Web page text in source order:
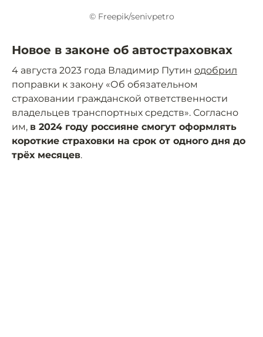
© Freepik/senivpetro
Новое в законе об автостраховках
4 августа 2023 года Владимир Путин одобрил
поправки к закону «Об обязательном
страховании гражданской ответственности
владельцев транспортных средств». Согласно
им, в 2024 году россияне смогут оформлять
короткие страховки на срок от одного дня до
трёх месяцев.